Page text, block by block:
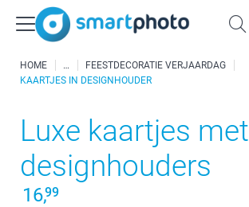
HOME
FEESTDECORATIE VERJAARDAG
KAARTJES IN DESIGNHOUDER
Luxe kaartjes met
designhouders
16,99